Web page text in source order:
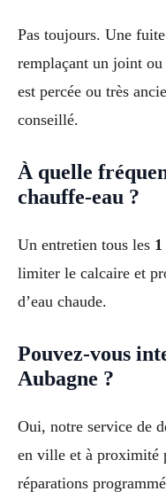
Pas toujours. Une
remplaçant un joint
est percée ou très
conseillé.
À quelle
chauffe-eau ?
Un entretien tous les
limiter le calcaire et
d’eau chaude.
Pouvez-vous
Aubagne ?
Oui, notre service de
en ville et à proximité
réparations